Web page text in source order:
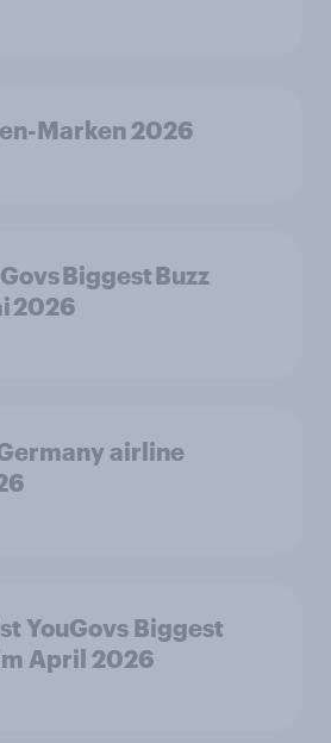
Marken 2026
Biggest Buzz
2026
airline
YouGovs Biggest
April 2026